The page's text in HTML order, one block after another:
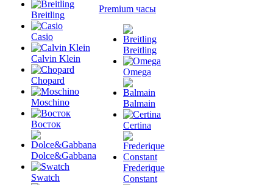
Breitling
Casio
Calvin Klein
Chopard
Moschino
Восток
Dolce&Gabbana
Swatch
Premium часы
Breitling
Omega
Balmain
Certina
Frederique
Constant